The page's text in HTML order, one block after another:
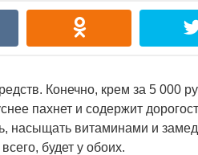
Конечно, крем за 5 000
пахнет и содержит
насыщать витаминами и
будет у обоих.